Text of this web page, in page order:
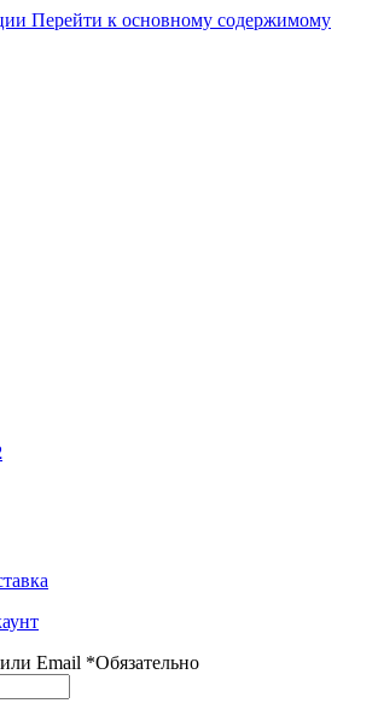
Перейти к основному содержимому
Email *Обязательно